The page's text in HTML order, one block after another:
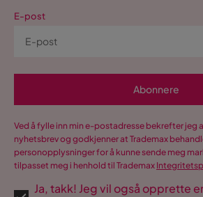
E-post
Abonnere
Ved å fylle inn min e-postadresse bekrefter jeg
nyhetsbrev og godkjenner at Trademax
personopplysninger for å kunne sende meg
tilpasset meg i henhold til Trademax
Ja, takk! Jeg vil også opprette